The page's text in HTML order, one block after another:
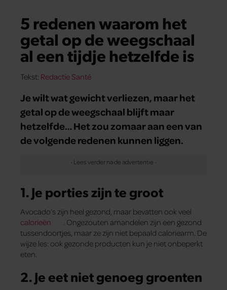
5 redenen waarom het
getal op de weegschaal
al een tijdje hetzelfde is
Tekst: Redactie Santé
Je wilt wat gewicht verliezen, maar het
getal op de weegschaal blijft maar
hetzelfde… Het zou zomaar aan een van
de volgende redenen kunnen liggen.
1. Je porties zijn te groot
Avocado’s zijn heel gezond, maar bevatten ook veel
calorieën
. Ongezouten amandelen zijn een gezond
tussendoortjes, maar ze zijn niet bepaald caloriearm. De
wijze les: ook gezonde producten kun je niet onbeperkt
eten.
2. Je eet niet genoeg groenten